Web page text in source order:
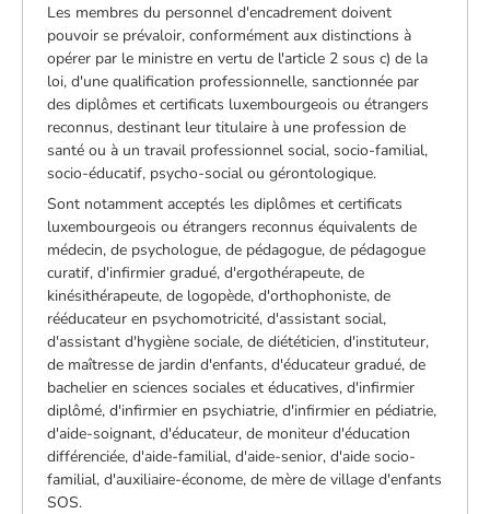
Les membres du personnel d'encadrement doivent
pouvoir se prévaloir, conformément aux distinctions à
opérer par le ministre en vertu de l'article 2 sous c) de la
loi, d'une qualification professionnelle, sanctionnée par
des diplômes et certificats luxembourgeois ou étrangers
reconnus, destinant leur titulaire à une profession de
santé ou à un travail professionnel social, socio-familial,
socio-éducatif, psycho-social ou gérontologique.
Sont notamment acceptés les diplômes et certificats
luxembourgeois ou étrangers reconnus équivalents de
médecin, de psychologue, de pédagogue, de pédagogue
curatif, d'infirmier gradué, d'ergothérapeute, de
kinésithérapeute, de logopède, d'orthophoniste, de
rééducateur en psychomotricité, d'assistant social,
d'assistant d'hygiène sociale, de diététicien, d'instituteur,
de maîtresse de jardin d'enfants, d'éducateur gradué, de
bachelier en sciences sociales et éducatives, d'infirmier
diplômé, d'infirmier en psychiatrie, d'infirmier en pédiatrie,
d'aide-soignant, d'éducateur, de moniteur d'éducation
différenciée, d'aide-familial, d'aide-senior, d'aide socio-
familial, d'auxiliaire-économe, de mère de village d'enfants
SOS.